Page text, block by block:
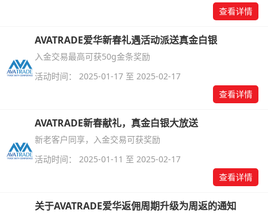
查看详情
AVATRADE爱华新春礼遇活动派送真金白银
入金交易最高可获50g金条奖励
活动时间： 2025-01-17 至 2025-02-17
查看详情
AVATRADE新春献礼，真金白银大放送
新老客户同享，入金交易可获奖励
活动时间： 2025-01-11 至 2025-02-17
查看详情
关于AVATRADE爱华返佣周期升级为周返的通知